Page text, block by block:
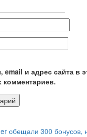
и адрес сайта в